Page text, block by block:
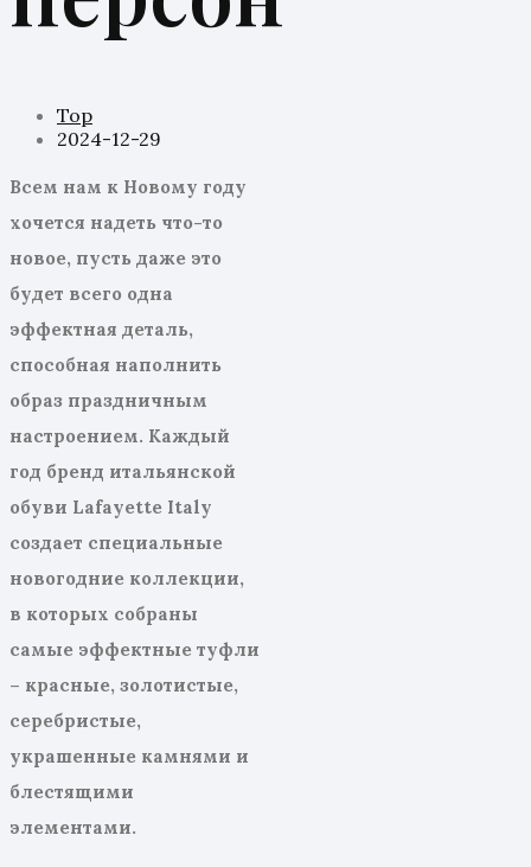
Top
2024-12-29
Всем нам к Новому году
хочется надеть что-то
новое, пусть даже это
будет всего одна
эффектная деталь,
способная наполнить
образ праздничным
настроением. Каждый
год бренд итальянской
обуви Lafayette Italy
создает специальные
новогодние коллекции,
в которых собраны
самые эффектные туфли
– красные, золотистые,
серебристые,
украшенные камнями и
блестящими
элементами.